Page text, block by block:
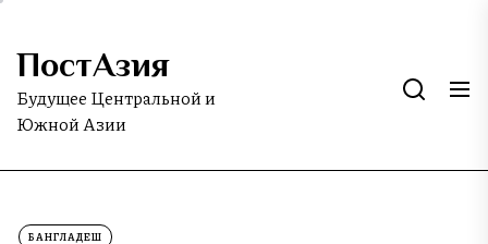
Skip
the
content
ПостАзия
Будущее Центральной и
Южной Азии
БАНГЛАДЕШ